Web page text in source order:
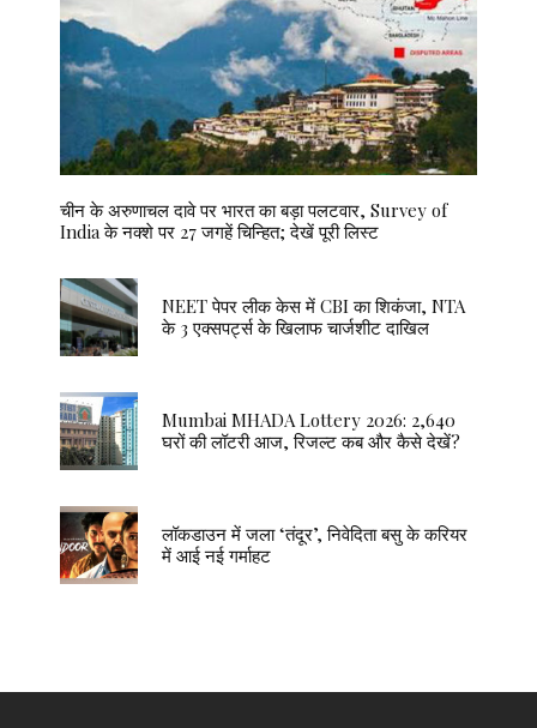
चीन के अरुणाचल दावे पर भारत का बड़ा पलटवार, Survey of
India के नक्शे पर 27 जगहें चिन्हित; देखें पूरी लिस्ट
NEET पेपर लीक केस में CBI का शिकंजा, NTA
के 3 एक्सपर्ट्स के खिलाफ चार्जशीट दाखिल
Mumbai MHADA Lottery 2026: 2,640
घरों की लॉटरी आज, रिजल्ट कब और कैसे देखें?
लॉकडाउन में जला ‘तंदूर’, निवेदिता बसु के करियर
में आई नई गर्माहट